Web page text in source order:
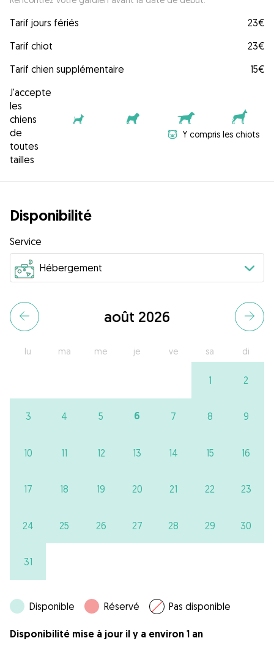
Tarif jours fériés
23€
Tarif chiot
23€
Tarif chien supplémentaire
15€
J'accepte
les
chiens
de
toutes
tailles
Y compris les chiots
Disponibilité
Service
août 2026
lu ma me je ve sa di
1 2
3 4 5 6 7 8 9
10 11 12 13 14 15 16
17 18 19 20 21 22 23
24 25 26 27 28 29 30
31
Disponible Réservé Pas disponible
Disponibilité mise à jour il y a environ 1 an